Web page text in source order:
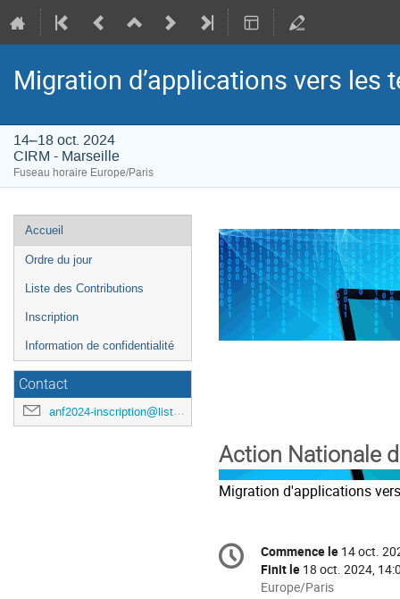
Migration d’applications vers les
14–18 oct. 2024
CIRM - Marseille
Fuseau horaire Europe/Paris
Menu
de
l'événement
Accueil
Ordre du jour
Liste des Contributions
Inscription
Information de confidentialité
Contact
anf2024-inscription@listes.mathrice.fr
Action Nationale
Migration d'applications
Information
de
Date/Heure
Commence le 14 oct.
Finit le 18 oct. 2024,
Toutes
Europe/Paris